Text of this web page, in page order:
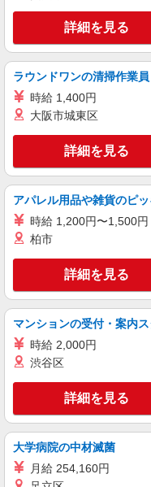
株式会社日本パーソナルビ
≪携帯
ー≫
千
キープ
ケーズデンキ 市川インタ
携帯電
時給1,600円 ★年1
賞与
パート
ケーズデンキ 市川インター
日等による） ★年1回、昇給・
与あ
★上記時
千葉
キープ
詳細を見る
ラウンドワンの清掃作業員
時給 1,400円
大阪市城東区
詳細を見る
アパレル用品や雑貨のピ
時給 1,200円〜1,500円
柏市
詳細を見る
マンションの受付・案内
時給 2,000円
渋谷区
詳細を見る
大学病院の中材滅菌
月給 254,160円